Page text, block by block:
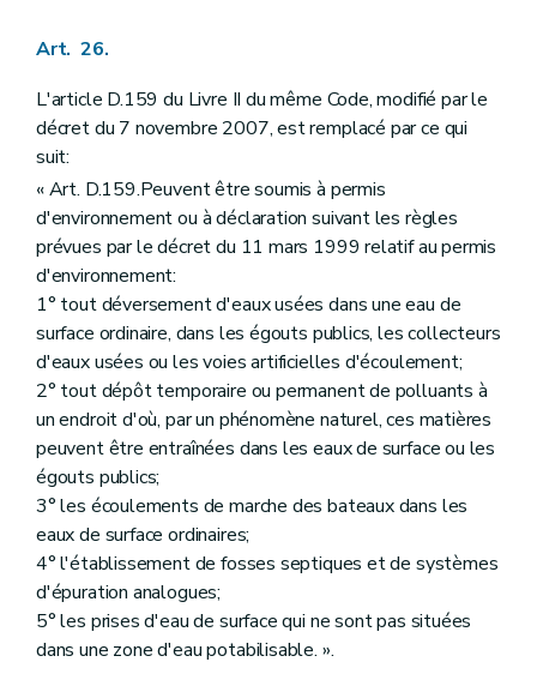
Art. 26.
L'article D.159 du Livre II du même Code, modifié par le
décret du 7 novembre 2007, est remplacé par ce qui
suit:
« Art. D.159.Peuvent être soumis à permis
d'environnement ou à déclaration suivant les règles
prévues par le décret du 11 mars 1999 relatif au permis
d'environnement:
1° tout déversement d'eaux usées dans une eau de
surface ordinaire, dans les égouts publics, les collecteurs
d'eaux usées ou les voies artificielles d'écoulement;
2° tout dépôt temporaire ou permanent de polluants à
un endroit d'où, par un phénomène naturel, ces matières
peuvent être entraînées dans les eaux de surface ou les
égouts publics;
3° les écoulements de marche des bateaux dans les
eaux de surface ordinaires;
4° l'établissement de fosses septiques et de systèmes
d'épuration analogues;
5° les prises d'eau de surface qui ne sont pas situées
dans une zone d'eau potabilisable. ».